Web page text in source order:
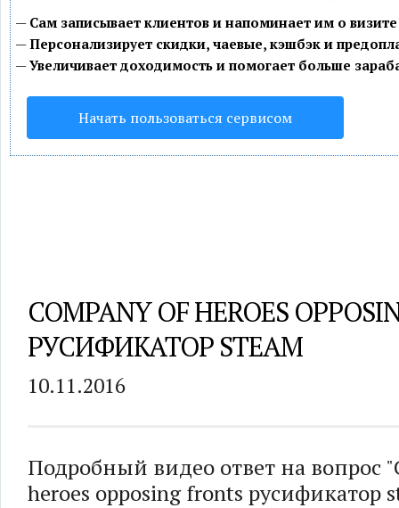
— Сам записывает клиентов и напоминает им о
—Персонализирует скидки, чаевые, кэшбэк и
—Увеличивает доходимость и помогает больше
Начать пользоваться сервисом
COMPANY OF HEROES
РУСИФИКАТОР STEAM
10.11.2016
Подробный видео ответ на вопрос
heroes opposing fronts русификатор